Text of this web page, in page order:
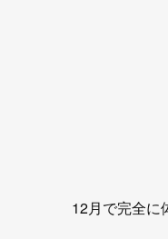
12月で完全に